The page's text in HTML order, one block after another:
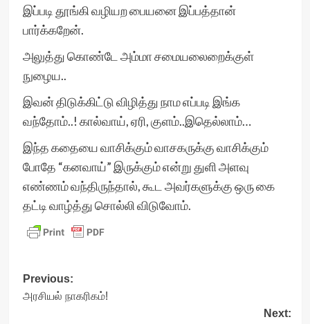
இப்படி தூங்கி வழியற பையனை இப்பத்தான்
பார்க்கறேன்.
அலுத்து கொண்டே அம்மா சமையலைறைக்குள்
நுழைய..
இவன் திடுக்கிட்டு விழித்து நாம எப்படி இங்க
வந்தோம்..! கால்வாய், ஏரி, குளம்..இதெல்லாம்…
இந்த கதையை வாசிக்கும் வாசகருக்கு வாசிக்கும்
போதே “கனவாய்” இருக்கும் என்று துளி அளவு
எண்ணம் வந்திருந்தால், கூட அவர்களுக்கு ஒரு கை
தட்டி வாழ்த்து சொல்லி விடுவோம்.
Post
navigation
Previous:
அரசியல் நாகரிகம்!
Next: